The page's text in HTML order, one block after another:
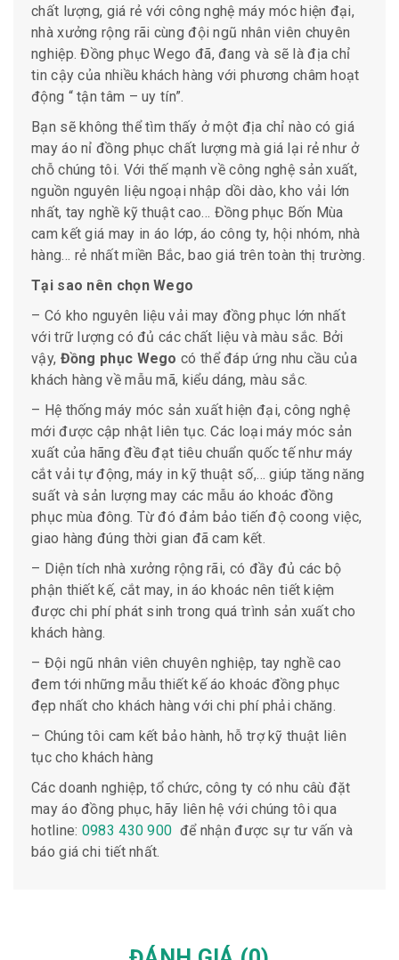
chất lượng, giá rẻ với công nghệ máy móc hiện đại,
nhà xưởng rộng rãi cùng đội ngũ nhân viên chuyên
nghiệp. Đồng phục Wego đã, đang và sẽ là địa chỉ
tin cậy của nhiều khách hàng với phương châm hoạt
động “ tận tâm – uy tín”.
Bạn sẽ không thể tìm thấy ở một địa chỉ nào có giá
may áo nỉ đồng phục chất lượng mà giá lại rẻ như ở
chỗ chúng tôi. Với thế mạnh về công nghệ sản xuất,
nguồn nguyên liệu ngoại nhập dồi dào, kho vải lớn
nhất, tay nghề kỹ thuật cao… Đồng phục Bốn Mùa
cam kết giá may in áo lớp, áo công ty, hội nhóm, nhà
hàng… rẻ nhất miền Bắc, bao giá trên toàn thị trường.
Tại sao nên chọn Wego
– Có kho nguyên liệu vải may đồng phục lớn nhất
với trữ lượng có đủ các chất liệu và màu sắc. Bởi
vậy, Đồng phục Wego có thể đáp ứng nhu cầu của
khách hàng về mẫu mã, kiểu dáng, màu sắc.
– Hệ thống máy móc sản xuất hiện đại, công nghệ
mới được cập nhật liên tục. Các loại máy móc sản
xuất của hãng đều đạt tiêu chuẩn quốc tế như máy
cắt vải tự động, máy in kỹ thuật số,… giúp tăng năng
suất và sản lượng may các mẫu áo khoác đồng
phục mùa đông. Từ đó đảm bảo tiến độ coong việc,
giao hàng đúng thời gian đã cam kết.
– Diện tích nhà xưởng rộng rãi, có đầy đủ các bộ
phận thiết kế, cắt may, in áo khoác nên tiết kiệm
được chi phí phát sinh trong quá trình sản xuất cho
khách hàng.
– Đội ngũ nhân viên chuyên nghiệp, tay nghề cao
đem tới những mẫu thiết kế áo khoác đồng phục
đẹp nhất cho khách hàng với chi phí phải chăng.
– Chúng tôi cam kết bảo hành, hỗ trợ kỹ thuật liên
tục cho khách hàng
Các doanh nghiệp, tổ chức, công ty có nhu câù đặt
may áo đồng phục, hãy liên hệ với chúng tôi qua
hotline: 0983 430 900 để nhận được sự tư vấn và
báo giá chi tiết nhất.